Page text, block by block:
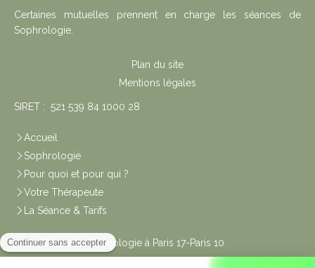
Certaines mutuelles prennent en charge les séances de
Sophrologie.
Plan du site
Mentions légales
SIRET : 521 539 84 1000 28
Accueil
Sophrologie
Pour quoi et pour qui ?
Votre Thérapeute
La Séance & Tarifs
Les Cabinets Sophrologie à Paris 17-Paris 10